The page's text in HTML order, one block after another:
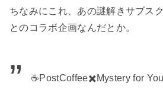
ちなみにこれ、あの謎解きサブス
とのコラボ企画なんだとか。
☕️PostCoffee✖️Mystery for